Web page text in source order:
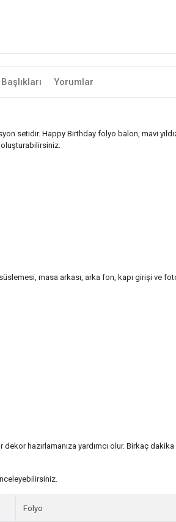
Yorumlar
setidir. Happy Birthday folyo balon, mavi
oluşturabilirsiniz.
masa arkası, arka fon, kapı girişi ve
hazırlamanıza yardımcı olur. Birkaç
Folyo